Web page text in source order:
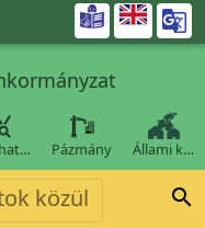

Pázmány Állami k…
közül 